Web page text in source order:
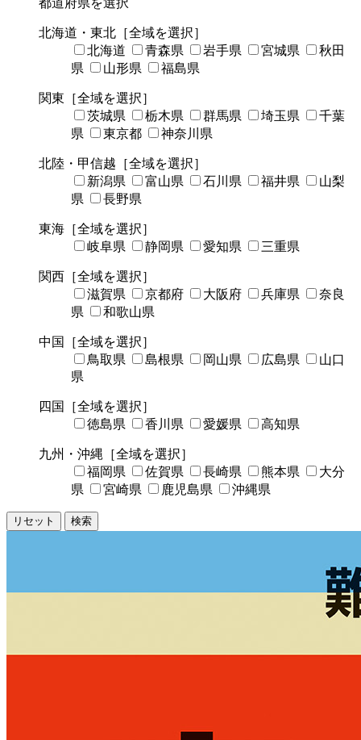
北海道・東北 ［全域を選択］
北海道
青森県 岩手県 宮城県
秋田
県
山形県 福島県
関東 ［全域を選択］
茨城県
栃木県 群馬県 埼玉県
千葉
県
東京都 神奈川県
北陸・甲信越 ［全域を選択］
新潟県
富山県 石川県 福井県
山梨
県
長野県
東海 ［全域を選択］
岐阜県
静岡県 愛知県 三重県
関西 ［全域を選択］
滋賀県
京都府 大阪府 兵庫県
奈良
県
和歌山県
中国
［全域を選択］
鳥取県
島根県 岡山県 広島県
山口
県
四国
［全域を選択］
徳島県
香川県 愛媛県 高知県
九州・沖縄 ［全域を選択］
福岡県
佐賀県 長崎県 熊本県
大分
県
宮崎県 鹿児島県 沖縄県
リセット 検索